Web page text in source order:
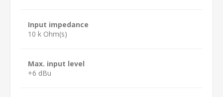
Input impedance
10 k Ohm(s)
Max. input level
+6 dBu